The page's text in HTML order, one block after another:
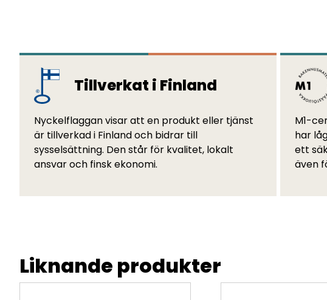
Tillverkat i Finland
Nyckelflaggan visar att en produkt eller tjänst
är tillverkad i Finland och bidrar till
sysselsättning. Den står för kvalitet, lokalt
ansvar och finsk ekonomi.
M1-
har
ett
även
Liknande produkter